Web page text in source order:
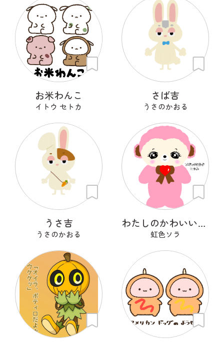
お米わんこ
イトウ セトカ
さば吉
うさのかおる
うさ吉
うさのかおる
わたしのかわいいせかい
虹色ソラ